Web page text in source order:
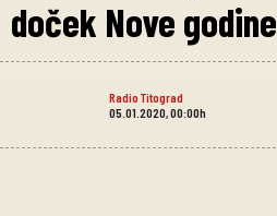
doček Nove godine
Radio Titograd
05.01.2020, 00:00h